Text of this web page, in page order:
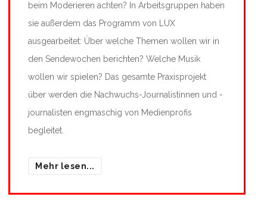
beim Moderieren achten? In Arbeitsgruppen haben
sie außerdem das Programm von LUX
ausgearbeitet: Über welche Themen wollen wir in
den Sendewochen berichten? Welche Musik
wollen wir spielen? Das gesamte Praxisprojekt
über werden die Nachwuchs-Journalistinnen und -
journalisten engmaschig von Medienprofis
begleitet.
Mehr lesen...